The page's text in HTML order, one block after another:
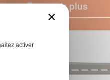
En savoir plus
×
activer